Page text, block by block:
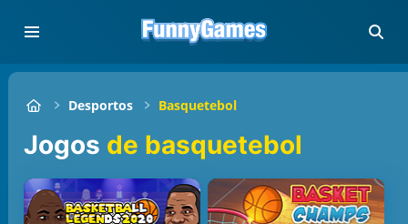
Desportos Basquetebol
Jogos de basquetebol